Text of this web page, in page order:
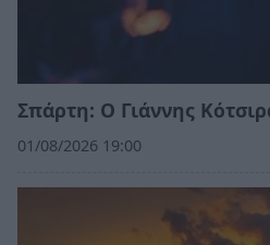
Σπάρτη: Ο Γιάννης
01/08/2026 19:00